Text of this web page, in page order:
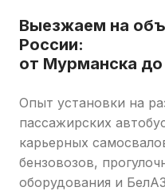
Выезжаем на
России:
от Мурманска
Опыт установки на
пассажирских
карьерных
бензовозов,
оборудования и